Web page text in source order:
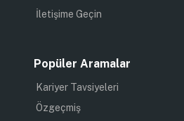
İletişime Geçin
Popüler Aramalar
Kariyer Tavsiyeleri
Özgeçmiş